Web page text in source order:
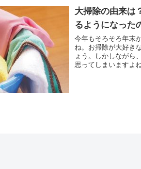
大掃除の由来は
るようになった
今年もそろそろ年末
ね。お掃除が大好き
ょう。しかしながら
思ってしまいますよ